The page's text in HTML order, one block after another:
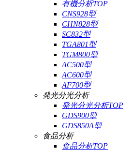
有機分析TOP
CNS928型
CHN828型
SC832型
TGA801型
TGM800型
AC500型
AC600型
AF700型
発光分光分析
発光分光分析TOP
GDS900型
GDS850A型
食品分析
食品分析TOP